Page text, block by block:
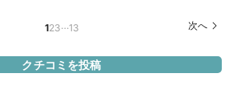
。その中で、ちょっと人と違うデザイン
たので、出してきてもらった時に直感で良
ところ
しくて、色々話してしまいましたが、そ
123…13 次へ
クチコミを投稿